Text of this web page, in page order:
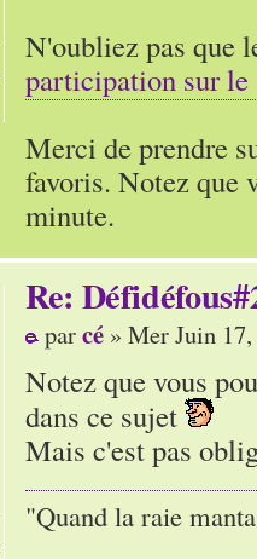
N'oubliez pas que
participation sur le
Merci de prendre
favoris. Notez que
minute.
Re:
parcé » Mer Juin
Notez que vous
dans ce sujet
Mais c'est pas
"Quand la raie